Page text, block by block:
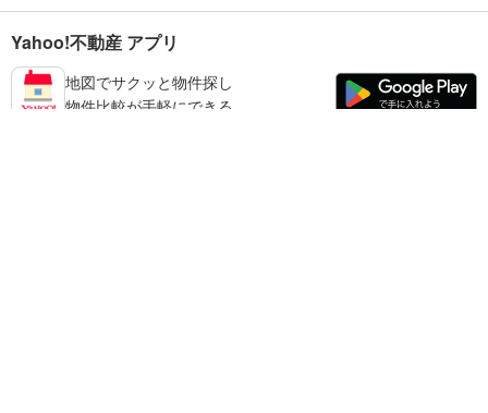
Yahoo!不動産 アプリ
地図でサクッと物件探し
物件比較が手軽にできる